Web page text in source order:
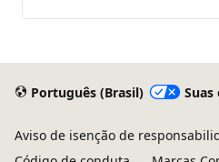
Português (Brasil) Suas
Aviso de isenção de